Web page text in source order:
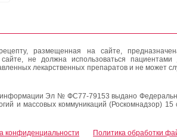
размещенная на сайте,
не должна использоваться пациентами
лекарственных препаратов и не может
информации Эл № ФС77-79153 выдано
и массовых коммуникаций (Роскомнадзор) 15
конфиденциальности Политика обработки